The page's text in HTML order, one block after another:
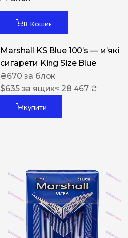
В Кошик
Marshall KS Blue 100’s — м’які
сигарети King Size Blue
₴670 за блок
$635 за ящик≈ 28 467 ₴
Купити